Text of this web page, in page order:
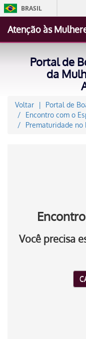
BRASIL
Atenção às
Portal de
da
Voltar
Portal de
Encontro com o
Prematuridade no
Você precisa